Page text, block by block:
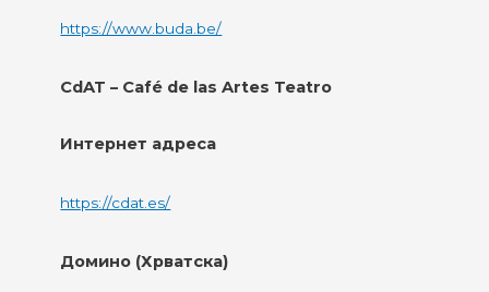
https://www.buda.be/
CdAT – Café de las Artes Teatro
Интернет адреса
https://cdat.es/
Домино (Хрватска)